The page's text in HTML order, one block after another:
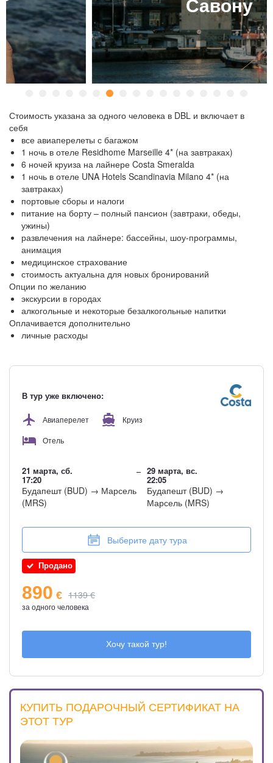
Савону
Стоимость указана за одного человека в DBL и включает в
себя
все авиаперелеты с багажом
1 ночь в отеле Residhome Marseille 4* (на завтраках)
6 ночей круиза на лайнере Costa Smeralda
1 ночь в отеле UNA Hotels Scandinavia Milano 4* (на
завтраках)
портовые сборы и налоги
питание на борту – полный пансион (завтраки, обеды,
ужины)
развлечения на лайнере: бассейны, шоу-программы,
анимация
медицинское страхование
стоимость актуальна для новых бронирований
Опции по желанию
экскурсии в городах
алкогольные и некоторые безалкогольные напитки
Оплачивается дополнительно
личные расходы
В тур уже включено:
Авиаперелет
Круиз
Отель
21 марта, сб.
17:20
Будапешт (BUD) → Марсель
(MRS)
29 марта, вс.
22:05
Будапешт (BUD) →
Марсель (MRS)
Выберите дату тура
Продано
890 € 1139 €
за одного человека
Хочу такой тур!
КУПИТЬ ПОДАРОЧНЫЙ СЕРТИФИКАТ НА
ЭТОТ ТУР